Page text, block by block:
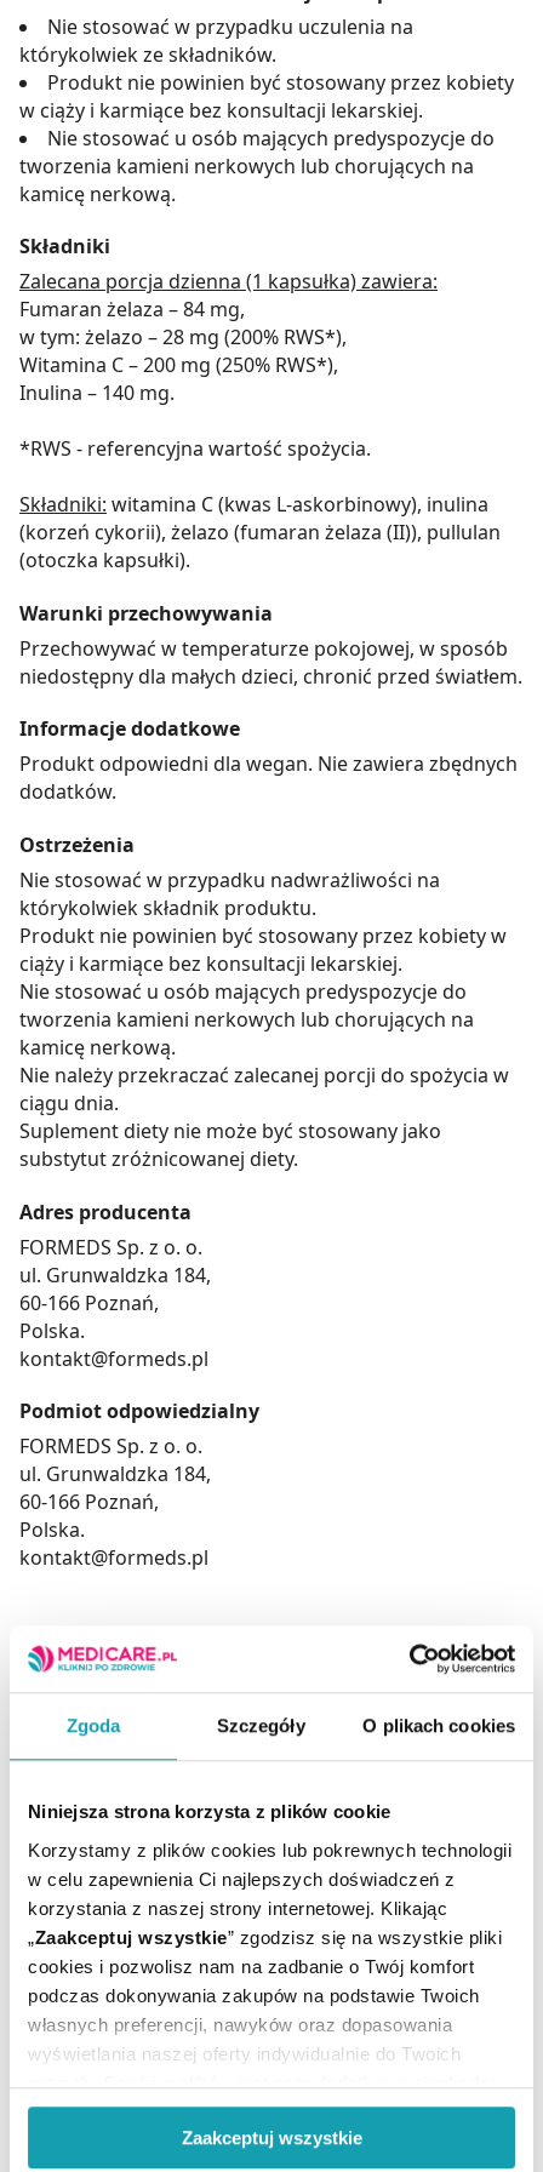
Zgoda Szczegóły O plikach cookies
Niniejsza strona korzysta z plików cookie
Korzystamy z plików cookies lub pokrewnych technologii
w celu zapewnienia Ci najlepszych doświadczeń z
korzystania z naszej strony internetowej. Klikając
„Zaakceptuj wszystkie” zgodzisz się na wszystkie pliki
cookies i pozwolisz nam na zadbanie o Twój komfort
podczas dokonywania zakupów na podstawie Twoich
własnych preferencji, nawyków oraz dopasowania
wyświetlania naszej oferty indywidualnie do Twoich
potrzeb. Część z plików jest nam dodatkowo niezbędna
do prawidłowego działania Portalu oraz jego
funkcjonalności. W zależności od funkcji, dane o tym jak
Zaakceptuj wszystkie
Nie stosować w przypadku uczulenia na
którykolwiek ze składników.
Produkt nie powinien być stosowany przez kobiety
w ciąży i karmiące bez konsultacji lekarskiej.
Nie stosować u osób mających predyspozycje do
tworzenia kamieni nerkowych lub chorujących na
kamicę nerkową.
Składniki
Zalecana porcja dzienna (1 kapsułka) zawiera:
Fumaran żelaza – 84 mg,
w tym: żelazo – 28 mg (200% RWS*),
Witamina C – 200 mg (250% RWS*),
Inulina – 140 mg.
*RWS - referencyjna wartość spożycia.
Składniki: witamina C (kwas L-askorbinowy), inulina
(korzeń cykorii), żelazo (fumaran żelaza (II)), pullulan
(otoczka kapsułki).
Warunki przechowywania
Przechowywać w temperaturze pokojowej, w sposób
niedostępny dla małych dzieci, chronić przed światłem.
Informacje dodatkowe
Produkt odpowiedni dla wegan. Nie zawiera zbędnych
dodatków.
Ostrzeżenia
Nie stosować w przypadku nadwrażliwości na
którykolwiek składnik produktu.
Produkt nie powinien być stosowany przez kobiety w
ciąży i karmiące bez konsultacji lekarskiej.
Nie stosować u osób mających predyspozycje do
tworzenia kamieni nerkowych lub chorujących na
kamicę nerkową.
Nie należy przekraczać zalecanej porcji do spożycia w
ciągu dnia.
Suplement diety nie może być stosowany jako
substytut zróżnicowanej diety.
Adres producenta
FORMEDS Sp. z o. o.
ul. Grunwaldzka 184,
60-166 Poznań,
Polska.
kontakt@formeds.pl
Podmiot odpowiedzialny
FORMEDS Sp. z o. o.
ul. Grunwaldzka 184,
60-166 Poznań,
Polska.
kontakt@formeds.pl
Suplement diety nie może być stosowany jak
substytut (zamiennik) zróżnicowanej diety.
Nie należy przekraczać zalecanej porcji do spożycia w
ciągu dnia.
życia jest ważny dla funkcjonowania organizmu
Przechowywać w miejscu niedostępnym dla małych
dzieci.
Nie należy stosować preparatu w przypadku
nadwrażliwości na którykolwiek składnik preparatu.
Ilość / masa / pojemność
netto:
60 kaps.
Marka:
Bicaps
Producent / Podmiot
odpowiedzialny:
FORMEDS